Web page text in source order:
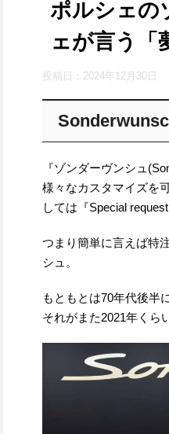
ポルシェの
ェが言う「
投稿日： 2024年12月30日
『ゾンダーヴンシュ
様々なカスタマイズを
しては『Special
つまり簡単に言えば特
シュ。
もともとは70年代後半
それがまた2021年くら